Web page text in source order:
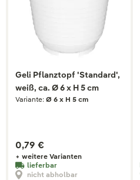
Geli Pflanztopf 'Standard',
weiß, ca. Ø 6 x H 5 cm
Variante: Ø 6 x H 5 cm
0,79 €
+ weitere Varianten
lieferbar
nicht abholbar